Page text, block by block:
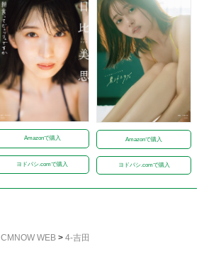
Amazonで購入
ヨドバシ.comで購入
Amazonで購入
ヨドバシ.comで購入
CMNOW WEB > 4-吉田